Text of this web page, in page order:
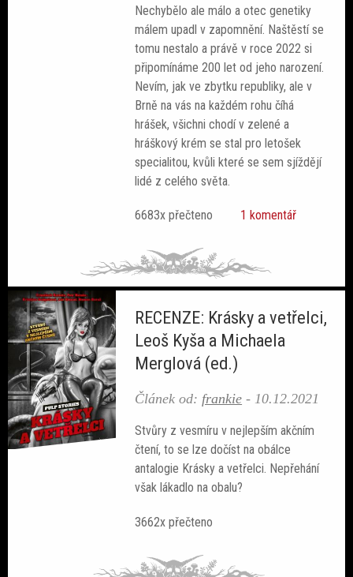
Nechybělo ale málo a otec genetiky
málem upadl v zapomnění. Naštěstí se
tomu nestalo a právě v roce 2022 si
připomínáme 200 let od jeho narození.
Nevím, jak ve zbytku republiky, ale v
Brně na vás na každém rohu číhá
hrášek, všichni chodí v zelené a
hráškový krém se stal pro letošek
specialitou, kvůli které se sem sjíždějí
lidé z celého světa.
6683x přečteno 1 komentář
RECENZE: Krásky a vetřelci,
Leoš Kyša a Michaela
Merglová (ed.)
Článek od: frankie - 10.12.2021
Stvůry z vesmíru v nejlepším akčním
čtení, to se lze dočíst na obálce
antalogie Krásky a vetřelci. Nepřehání
však lákadlo na obalu?
3662x přečteno